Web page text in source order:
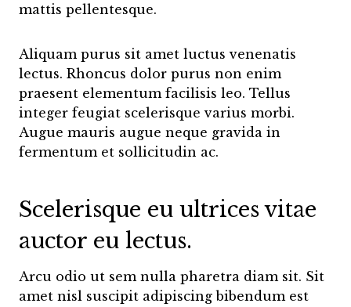
mattis pellentesque.
Aliquam purus sit amet luctus venenatis
lectus. Rhoncus dolor purus non enim
praesent elementum facilisis leo. Tellus
integer feugiat scelerisque varius morbi.
Augue mauris augue neque gravida in
fermentum et sollicitudin ac.
Scelerisque eu ultrices vitae
auctor eu lectus.
Arcu odio ut sem nulla pharetra diam sit. Sit
amet nisl suscipit adipiscing bibendum est